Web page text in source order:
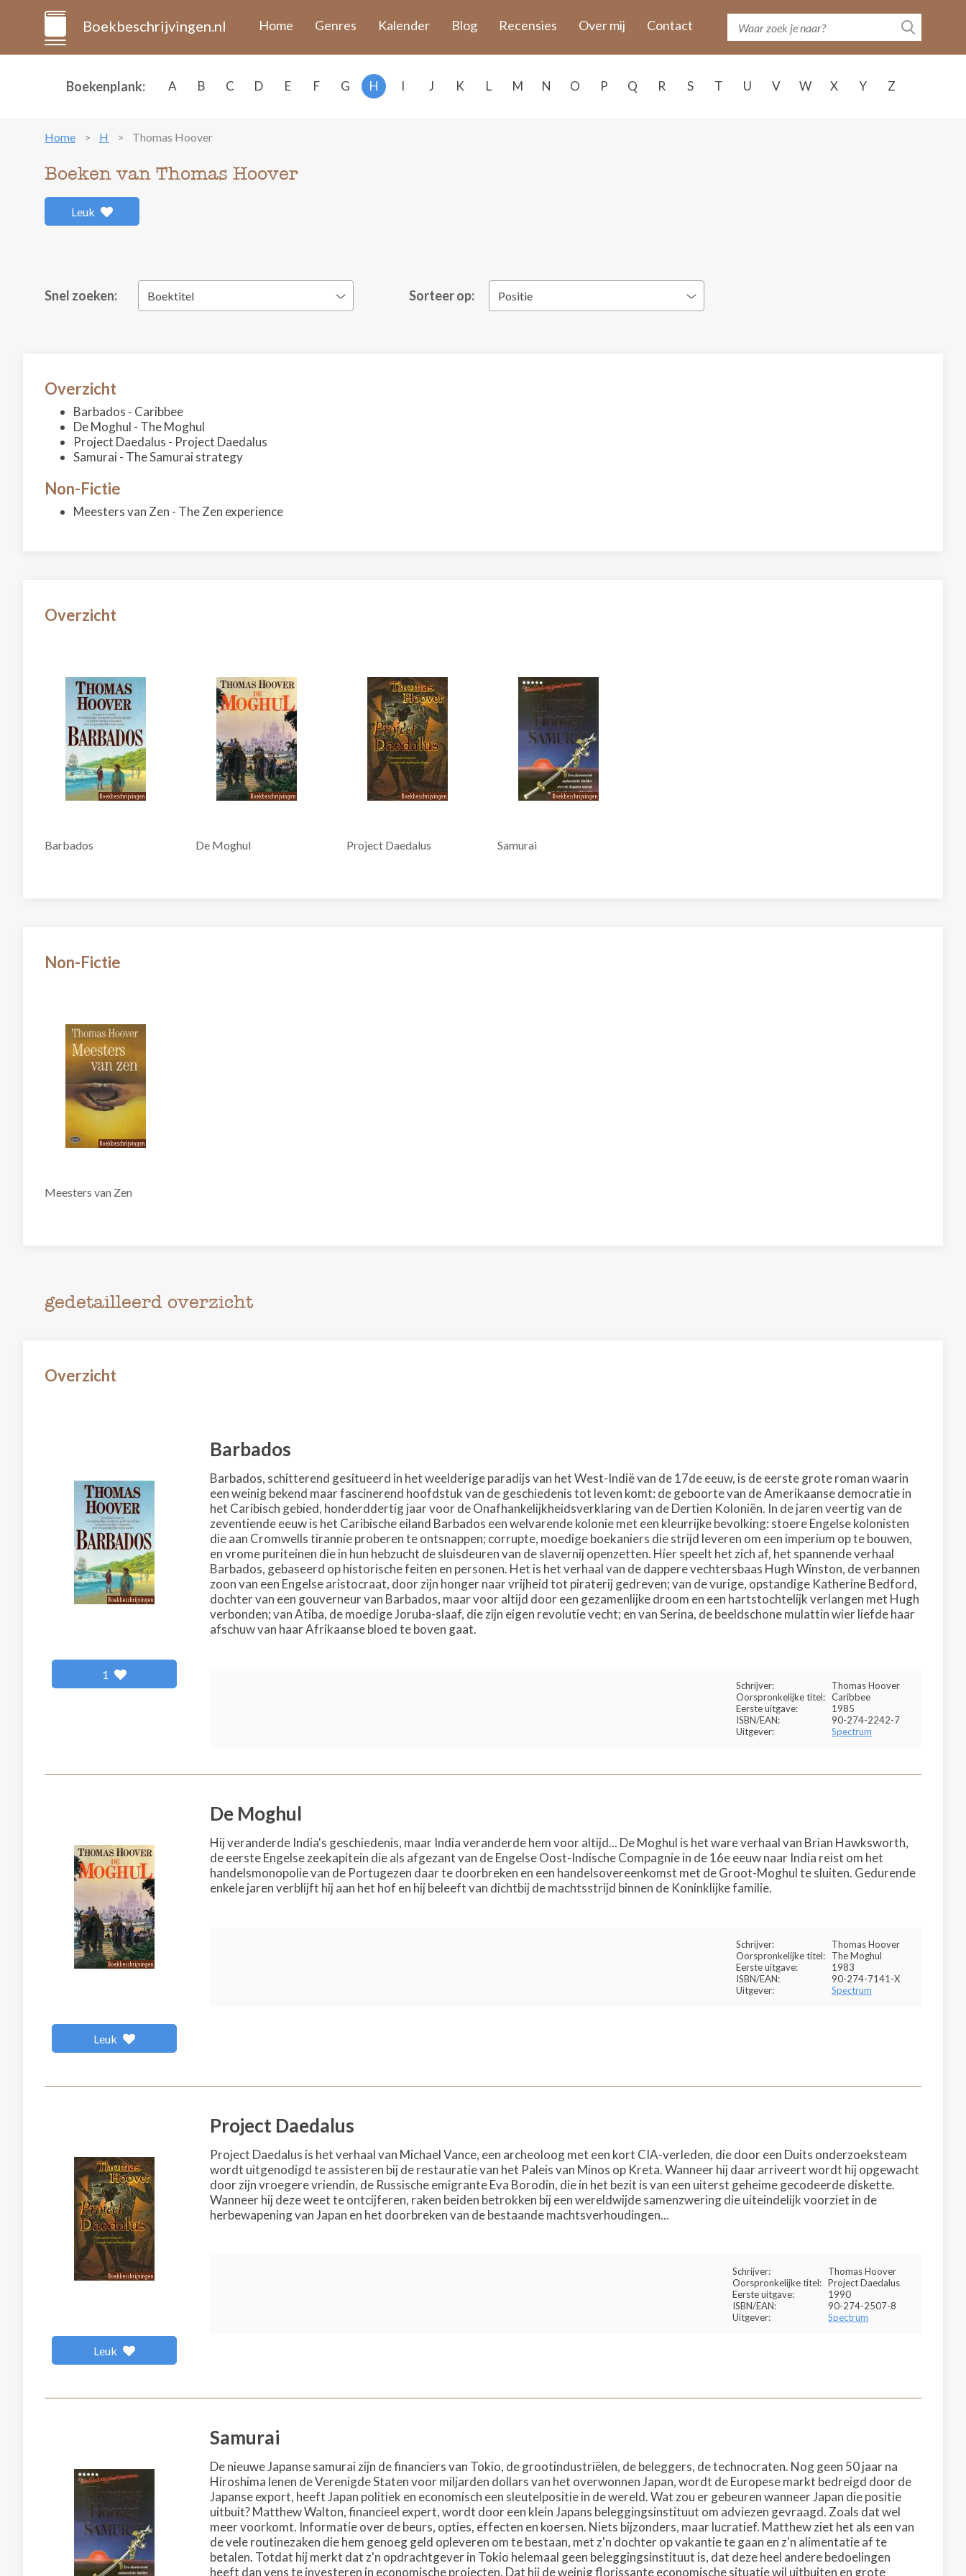
Boekbeschrijvingen.nl Home Genres Kalender Blog Recensies Over mij Contact
Boekenplank: A B C D E F G H I J K L M N O P Q R S T U V W X Y Z
Home H Thomas Hoover
Boeken van Thomas Hoover
Leuk
Snel zoeken: Boektitel Sorteer op: Positie
Overzicht
Barbados - Caribbee
De Moghul - The Moghul
Project Daedalus - Project Daedalus
Samurai - The Samurai strategy
Non-Fictie
Meesters van Zen - The Zen experience
Overzicht
Barbados De Moghul Project Daedalus Samurai
Non-Fictie
Meesters van Zen
gedetailleerd overzicht
Overzicht
1
Barbados
Barbados, schitterend gesitueerd in het weelderige paradijs van het West-Indië van de 17de eeuw, is de eerste grote roman waarin
een weinig bekend maar fascinerend hoofdstuk van de geschiedenis tot leven komt: de geboorte van de Amerikaanse democratie in
het Caribisch gebied, honderddertig jaar voor de Onafhankelijkheidsverklaring van de Dertien Koloniën. In de jaren veertig van de
zeventiende eeuw is het Caribische eiland Barbados een welvarende kolonie met een kleurrijke bevolking: stoere Engelse kolonisten
die aan Cromwells tirannie proberen te ontsnappen; corrupte, moedige boekaniers die strijd leveren om een imperium op te bouwen,
en vrome puriteinen die in hun hebzucht de sluisdeuren van de slavernij openzetten. Hier speelt het zich af, het spannende verhaal
Barbados, gebaseerd op historische feiten en personen. Het is het verhaal van de dappere vechtersbaas Hugh Winston, de verbannen
zoon van een Engelse aristocraat, door zijn honger naar vrijheid tot piraterij gedreven; van de vurige, opstandige Katherine Bedford,
dochter van een gouverneur van Barbados, maar voor altijd door een gezamenlijke droom en een hartstochtelijk verlangen met Hugh
verbonden; van Atiba, de moedige Joruba-slaaf, die zijn eigen revolutie vecht; en van Serina, de beeldschone mulattin wier liefde haar
afschuw van haar Afrikaanse bloed te boven gaat.
Schrijver:
Thomas Hoover
Oorspronkelijke titel: Caribbee
Eerste uitgave:
1985
ISBN/EAN:
90-274-2242-7
Uitgever:
Spectrum
Leuk
De Moghul
Hij veranderde India's geschiedenis, maar India veranderde hem voor altijd... De Moghul is het ware verhaal van Brian Hawksworth,
de eerste Engelse zeekapitein die als afgezant van de Engelse Oost-Indische Compagnie in de 16e eeuw naar India reist om het
handelsmonopolie van de Portugezen daar te doorbreken en een handelsovereenkomst met de Groot-Moghul te sluiten. Gedurende
enkele jaren verblijft hij aan het hof en hij beleeft van dichtbij de machtsstrijd binnen de Koninklijke familie.
Schrijver:
Thomas Hoover
Oorspronkelijke titel:
The Moghul
Eerste uitgave:
1983
ISBN/EAN:
90-274-7141-X
Uitgever:
Spectrum
Leuk
Project Daedalus
Project Daedalus is het verhaal van Michael Vance, een archeoloog met een kort CIA-verleden, die door een Duits onderzoeksteam
wordt uitgenodigd te assisteren bij de restauratie van het Paleis van Minos op Kreta. Wanneer hij daar arriveert wordt hij opgewacht
door zijn vroegere vriendin, de Russische emigrante Eva Borodin, die in het bezit is van een uiterst geheime gecodeerde diskette.
Wanneer hij deze weet te ontcijferen, raken beiden betrokken bij een wereldwijde samenzwering die uiteindelijk voorziet in de
herbewapening van Japan en het doorbreken van de bestaande machtsverhoudingen...
Schrijver:
Thomas Hoover
Oorspronkelijke titel: Project Daedalus
Eerste uitgave:
1990
ISBN/EAN:
90-274-2507-8
Uitgever:
Spectrum
Samurai
De nieuwe Japanse samurai zijn de financiers van Tokio, de grootindustriëlen, de beleggers, de technocraten. Nog geen 50 jaar na
Hiroshima lenen de Verenigde Staten voor miljarden dollars van het overwonnen Japan, wordt de Europese markt bedreigd door de
Japanse export, heeft Japan politiek en economisch een sleutelpositie in de wereld. Wat zou er gebeuren wanneer Japan die positie
uitbuit? Matthew Walton, financieel expert, wordt door een klein Japans beleggingsinstituut om adviezen gevraagd. Zoals dat wel
meer voorkomt. Informatie over de beurs, opties, effecten en koersen. Niets bijzonders, maar lucratief. Matthew ziet het als een van
de vele routinezaken die hem genoeg geld opleveren om te bestaan, met z'n dochter op vakantie te gaan en z'n alimentatie af te
betalen. Totdat hij merkt dat z'n opdrachtgever in Tokio helemaal geen beleggingsinstituut is, dat deze heel andere bedoelingen
heeft dan yens te investeren in economische projecten. Dat hij de weinig florissante economische situatie wil uitbuiten en grote